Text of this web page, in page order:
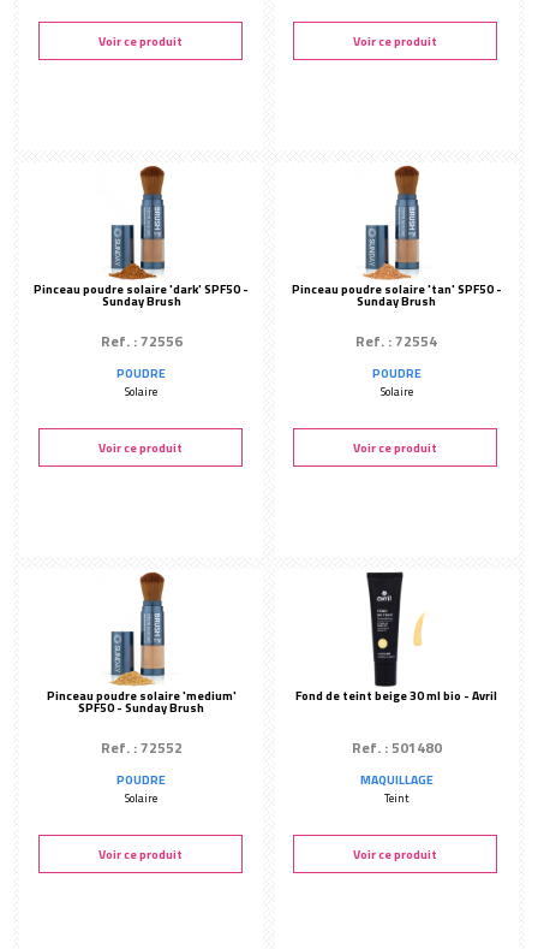
LÈVRES
BEAUTÉ DU REGARD
Peggy Sage
Permanente - Rehaussement
Peggy Sage
Soin cils & sourcils
Yumi Brows
ACCESSOIRES
PEGGY SAGE
Les essentiels
DÉMAQUILLANTS
Voir ce produit Voir ce produit
Pinceau poudre solaire 'dark' SPF50 -
Sunday Brush
Ref. : 72556
POUDRE
Solaire
Voir ce produit
Pinceau poudre solaire 'tan' SPF50 -
Sunday Brush
Ref. : 72554
POUDRE
Solaire
Voir ce produit
Pinceau poudre solaire 'medium'
SPF50 - Sunday Brush
Ref. : 72552
POUDRE
Solaire
Voir ce produit
Fond de teint beige 30 ml bio - Avril
Ref. : 501480
MAQUILLAGE
Teint
Voir ce produit